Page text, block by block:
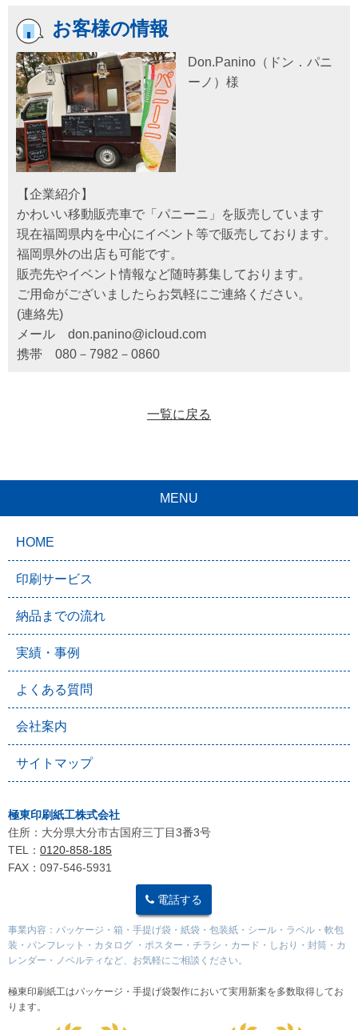
お客様の情報
Don.Panino（ドン．パニ
ーノ）様
【企業紹介】
かわいい移動販売車で「パニーニ」を販売しています
現在福岡県内を中心にイベント等で販売しております。
福岡県外の出店も可能です。
販売先やイベント情報など随時募集しております。
ご用命がございましたらお気軽にご連絡ください。
(連絡先)
メール don.panino@icloud.com
携帯 080－7982－0860
一覧に戻る
MENU
HOME
印刷サービス
納品までの流れ
実績・事例
よくある質問
会社案内
サイトマップ
極東印刷紙工株式会社
住所：大分県大分市古国府三丁目3番3号
TEL： 0120-858-185
FAX：097-546-5931
電話する
事業内容：パッケージ・箱・手提げ袋・紙袋・包装紙・シール・ラベル・軟包
装・パンフレット・カタログ ・ポスター・チラシ・カード・しおり・封筒・カ
レンダー・ノベルティなど、お気軽にご相談ください。
極東印刷紙工はパッケージ・手提げ袋製作において実用新案を多数取得してお
ります。